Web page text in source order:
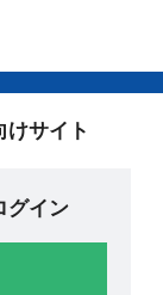
サイト
グイン